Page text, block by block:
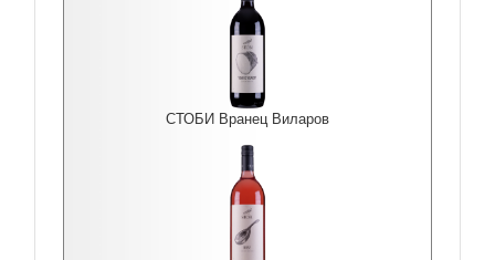
СТОБИ Вранец Виларов